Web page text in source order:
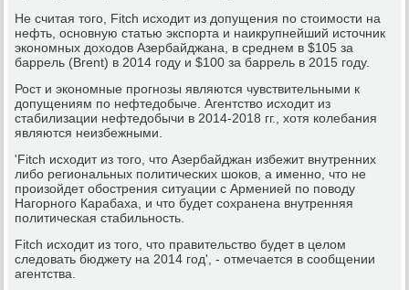
Не считая того, Fitch исходит из допущения по стоимости на
нефть, основную статью экспорта и наикрупнейший источник
экономных доходов Азербайджана, в среднем в $105 за
баррель (Brent) в 2014 году и $100 за баррель в 2015 году.
Рост и экономные прогнозы являются чувствительными к
допущениям по нефтедобыче. Агентство исходит из
стабилизации нефтедобычи в 2014-2018 гг., хотя колебания
являются неизбежными.
'Fitch исходит из того, что Азербайджан избежит внутренних
либо региональных политических шоков, а именно, что не
произойдет обострения ситуации с Арменией по поводу
Нагорного Карабаха, и что будет сохранена внутренняя
политическая стабильность.
Fitch исходит из того, что правительство будет в целом
следовать бюджету на 2014 год', - отмечается в сообщении
агентства.